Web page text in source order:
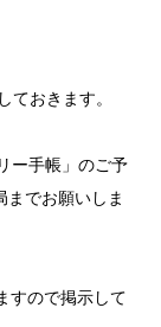
ておきます。
ー手帳」のご予
でお願いしま
すので掲示して